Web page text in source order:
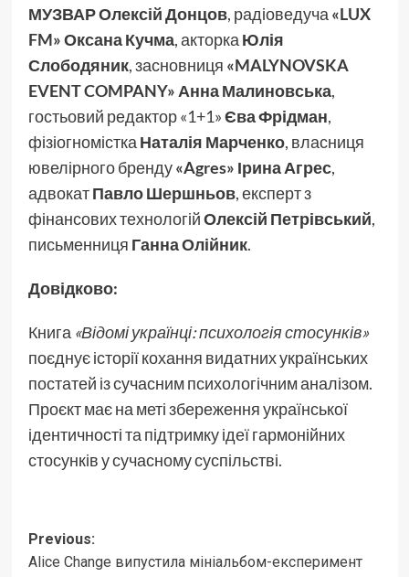
МУЗВАР Олексій Донцов, радіоведуча «LUX
FM»Оксана Кучма, акторка Юлія
Слободяник, засновниця «MALYNOVSKA
EVENT COMPANY» Анна Малиновська,
гостьовий редактор «1+1»Єва Фрідман,
фізіогномістка Наталія Марченко, власниця
ювелірного бренду«Agres» Ірина Агрес,
адвокатПавло Шершньов, експерт з
фінансових технологійОлексій Петрівський,
письменниця Ганна Олійник.
Довідково:
Книга «Відомі українці: психологія стосунків»
поєднує історії кохання видатних українських
постатей із сучасним психологічним аналізом.
Проєкт має на меті збереження української
ідентичності та підтримку ідеї гармонійних
стосунків у сучасному суспільстві.
Post
Previous:
Alice Change випустила мініальбом-експеримент